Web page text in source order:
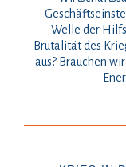
Welle der
Brutalität des
aus? Brauchen